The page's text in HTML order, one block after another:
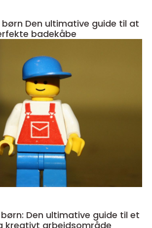
guide til at
badekåbe
Den ultimative guide til et
kreativt arbejdsområde